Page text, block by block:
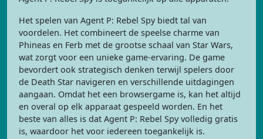
Het spelen van Agent P: Rebel Spy biedt tal van
voordelen. Het combineert de speelse charme van
Phineas en Ferb met de grootse schaal van Star Wars,
wat zorgt voor een unieke game-ervaring. De game
bevordert ook strategisch denken terwijl spelers door
de Death Star navigeren en verschillende uitdagingen
aangaan. Omdat het een browsergame is, kan het altijd
en overal op elk apparaat gespeeld worden. En het
beste van alles is dat Agent P: Rebel Spy volledig gratis
is, waardoor het voor iedereen toegankelijk is.